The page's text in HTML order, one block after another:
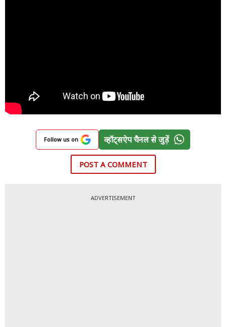
Follow us on व्हॉट्सऐप चैनल से जुड़ें
POST A COMMENT
ADVERTISEMENT